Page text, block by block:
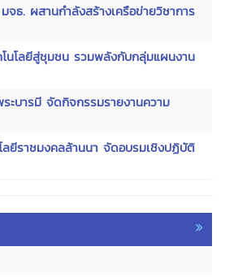
จธ. ผสานกำลังสร้างเครือข่ายวิชาการ
นโลยีสู่ชุมชน รวมพลังกับกลุ่มแผนงาน
ะบารมี จัดกิจกรรมรายงานความ
ลยีราชมงคลล้านนา จัดอบรมเชิงปฏิบัติ